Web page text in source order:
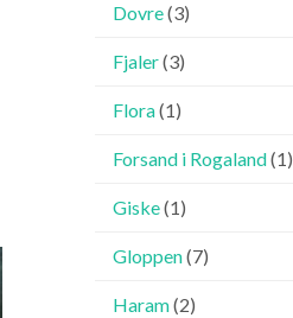
Dovre(3)
Fjaler(3)
Flora(1)
Forsand i Rogaland(1)
Giske(1)
Gloppen(7)
Haram(2)